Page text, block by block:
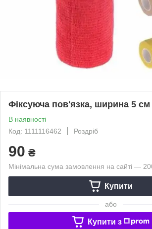
Фіксуюча пов'язка, ширина 5 см
В наявності
Код: 1111116462
Роздріб
90 ₴
Мінімальна сума замовлення на сайті —
Купити
або
Купити з